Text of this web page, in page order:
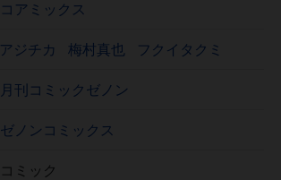
コアミックス
アジチカ 梅村真也 フクイタクミ
月刊コミックゼノン
ゼノンコミックス
コミック